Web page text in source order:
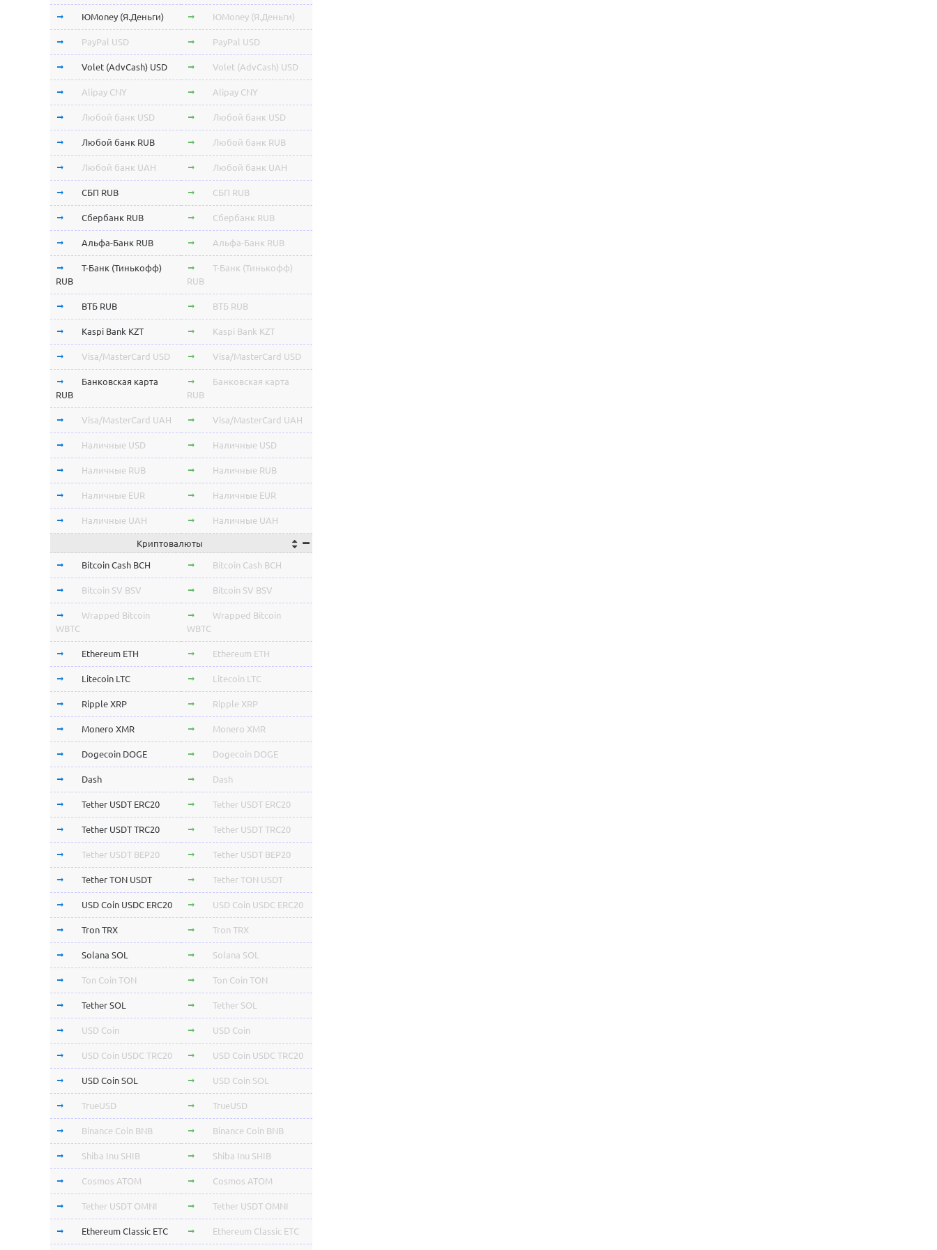
ЮMoney (Я.Деньги) ЮMoney (Я.Деньги)
PayPal USD PayPal USD
Volet (AdvCash) USD Volet (AdvCash) USD
Alipay CNY Alipay CNY
Любой банк USD Любой банк USD
Любой банк RUB Любой банк RUB
Любой банк UAH Любой банк UAH
СБП RUB СБП RUB
Сбербанк RUB Сбербанк RUB
Альфа-Банк RUB Альфа-Банк RUB
Т-Банк (Тинькофф)
RUB
Т-Банк (Тинькофф)
RUB
ВТБ RUB ВТБ RUB
Kaspi Bank KZT Kaspi Bank KZT
Visa/MasterCard USD Visa/MasterCard USD
Банковская карта
RUB
Банковская карта
RUB
Visa/MasterCard UAH Visa/MasterCard UAH
Наличные USD Наличные USD
Наличные RUB Наличные RUB
Наличные EUR Наличные EUR
Наличные UAH Наличные UAH
Криптовалюты
Bitcoin Cash BCH Bitcoin Cash BCH
Bitcoin SV BSV Bitcoin SV BSV
Wrapped Bitcoin
WBTC
Wrapped Bitcoin
WBTC
Ethereum ETH Ethereum ETH
Litecoin LTC Litecoin LTC
Ripple XRP Ripple XRP
Monero XMR Monero XMR
Dogecoin DOGE Dogecoin DOGE
Dash Dash
Tether USDT ERC20 Tether USDT ERC20
Tether USDT TRC20 Tether USDT TRC20
Tether USDT BEP20 Tether USDT BEP20
Tether TON USDT Tether TON USDT
USD Coin USDC ERC20 USD Coin USDC ERC20
Tron TRX Tron TRX
Solana SOL Solana SOL
Ton Coin TON Ton Coin TON
Tether SOL Tether SOL
USD Coin USD Coin
USD Coin USDC TRC20 USD Coin USDC TRC20
USD Coin SOL USD Coin SOL
TrueUSD TrueUSD
Binance Coin BNB Binance Coin BNB
Shiba Inu SHIB Shiba Inu SHIB
Cosmos ATOM Cosmos ATOM
Tether USDT OMNI Tether USDT OMNI
Ethereum Classic ETC Ethereum Classic ETC